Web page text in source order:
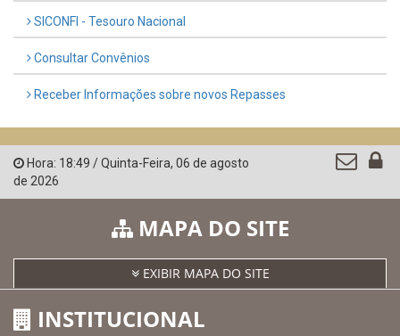
SICONFI - Tesouro Nacional
Consultar Convênios
Receber Informações sobre novos Repasses
Hora: 18:49 /Quinta-Feira, 06 de agosto
de 2026
MAPA DO SITE
EXIBIR MAPA DO SITE
INSTITUCIONAL